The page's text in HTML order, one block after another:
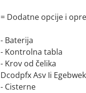
= Dodatne opcije i
- Baterija
- Kontrolna tabla
- Krov od čelika
Dcodpfx Asv Ii Egebwek
- Cisterne